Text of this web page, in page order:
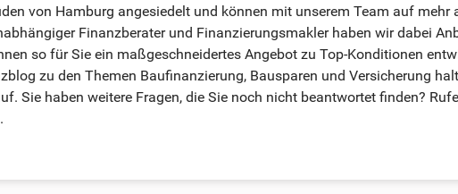
von Hamburg angesiedelt und können mit unserem Team auf mehr
Finanzberater und Finanzierungsmakler haben wir dabei
so für Sie ein maßgeschneidertes Angebot zu Top-Konditionen
zu den Themen Baufinanzierung, Bausparen und Versicherung
Sie haben weitere Fragen, die Sie noch nicht beantwortet finden?